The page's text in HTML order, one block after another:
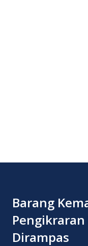
Barang
Dirampas